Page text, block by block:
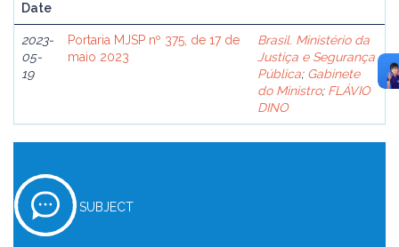
Date
2023-
05-
19
Portaria MJSP nº 375, de 17 de
maio 2023
Brasil. Ministério da
Justiça e Segurança
Pública; Gabinete
do Ministro; FLÁVIO
DINO
SUBJECT